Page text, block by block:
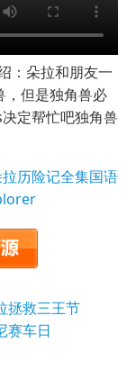
：朵拉和朋友一
，但是独角兽必
定帮忙吧独角兽
拉历险记全集国语
拯救三王节
赛车日